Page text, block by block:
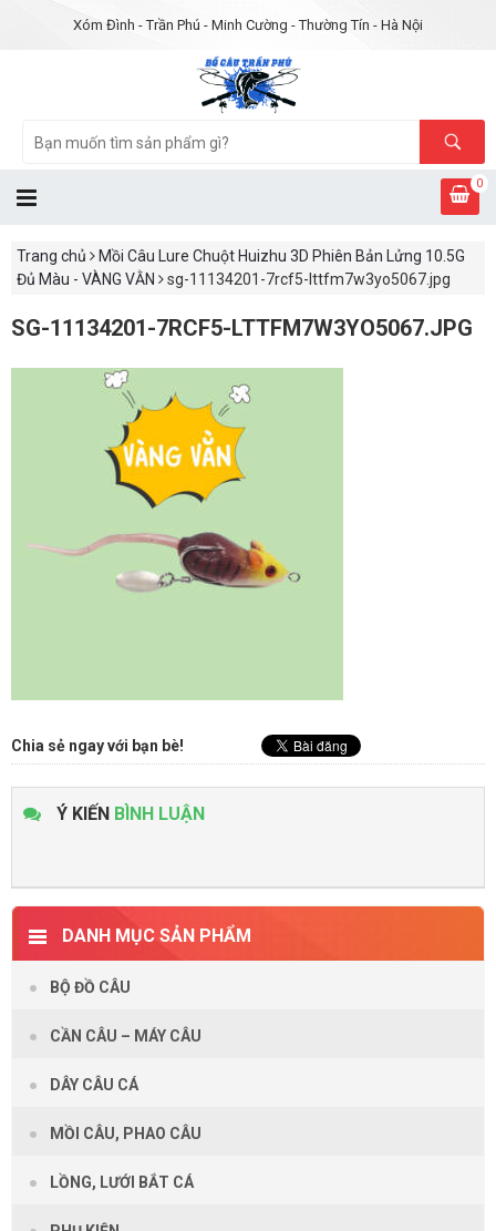
Xóm Đình - Trần Phú - Minh Cường - Thường Tín - Hà Nội
0
Trang chủ
Mồi Câu Lure Chuột Huizhu 3D Phiên Bản Lửng 10.5G
Đủ Màu - VÀNG VẰN
sg-11134201-7rcf5-lttfm7w3yo5067.jpg
SG-11134201-7RCF5-LTTFM7W3YO5067.JPG
Chia sẻ ngay với bạn bè!
Ý KIẾN BÌNH LUẬN
DANH MỤC SẢN PHẨM
BỘ ĐỒ CÂU
CẦN CÂU – MÁY CÂU
DÂY CÂU CÁ
MỒI CÂU, PHAO CÂU
LỒNG, LƯỚI BẮT CÁ